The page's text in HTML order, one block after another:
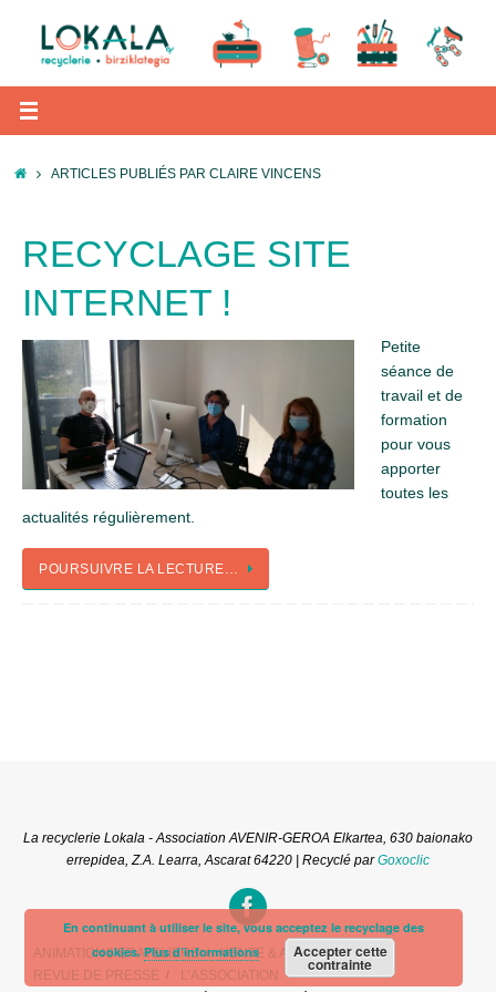
contenu
ACCUEIL
ARTICLES PUBLIÉS PAR CLAIRE VINCENS
RECYCLAGE SITE
INTERNET !
Petite
séance de
travail et de
formation
pour vous
apporter
toutes les
actualités régulièrement.
POURSUIVRE LA LECTURE…
La recyclerie Lokala - Association AVENIR-GEROA Elkartea, 630 baionako
errepidea, Z.A. Learra, Ascarat 64220 | Recyclé parGoxoclic
ANIMATIONS ET ATELIERS
VENTE & APPORTS
REVUE DE PRESSE
L’ASSOCIATION
En continuant à utiliser le site, vous acceptez le recyclage des
cookies.Plus d’informations Accepter cette
contrainte